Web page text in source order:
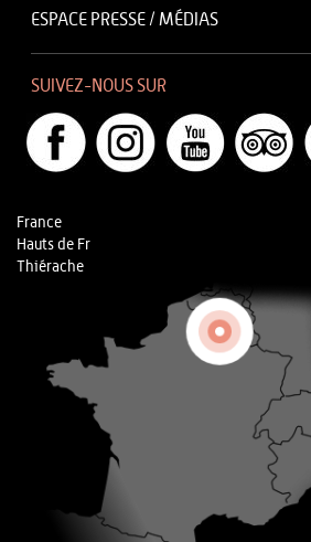
ESPACE PRESSE / MÉDIAS
SUIVEZ-NOUS SUR
France
Hauts de Fr
Thiérache